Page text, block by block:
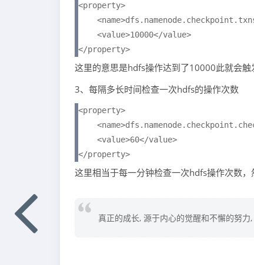
<property>
<value>10000</value>
</property>
这里的意思是hdfs操作达到了10000此就会
3、每隔多长时间检查一次hdfs的操作次数
<property>
<value>60</value>
</property>
这里相当于每一分钟检查一次hdfs操作次数，
真正的成长, 源于内心的觉醒和不懈的努